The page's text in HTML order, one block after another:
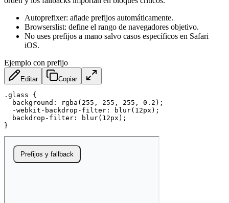
Autoprefixer: añade prefijos automáticamente.
Browserslist: define el rango de navegadores objetivo.
No uses prefijos a mano salvo casos específicos en Safari
iOS.
Ejemplo con prefijo
Editar Copiar
.glass
{
background : rgba ( 255 , 255 , 255 , 0.2 ) ;
-webkit-backdrop-filter : blur( 12px ) ;
backdrop-filter : blur( 12px ) ;
}